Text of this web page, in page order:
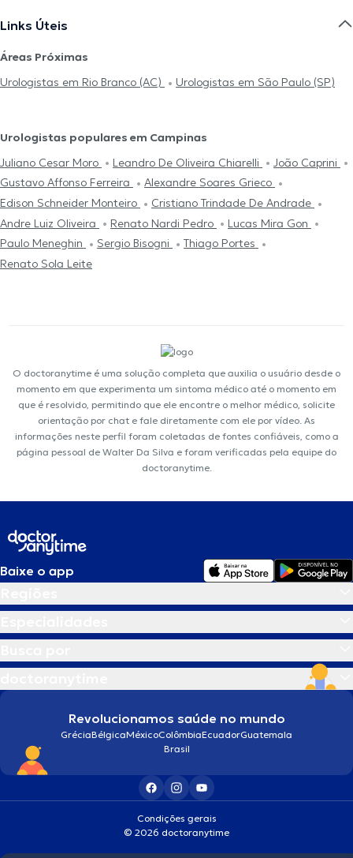
Links Úteis
Áreas Próximas
Urologistas em Rio Branco (AC)
Urologistas em São Paulo (SP)
Urologistas populares em Campinas
Juliano Cesar Moro
Leandro De Oliveira Chiarelli
João Caprini
Gustavo Affonso Ferreira
Alexandre Soares Grieco
Edison Schneider Monteiro
Cristiano Trindade De Andrade
Andre Luiz Oliveira
Renato Nardi Pedro
Lucas Mira Gon
Paulo Meneghin
Sergio Bisogni
Thiago Portes
Renato Sola Leite
O doctoranytime é uma solução completa que auxilia o usuário desde o
momento em que experimenta um sintoma médico até o momento em
que é resolvido, permitindo que ele encontre o melhor médico, solicite
orientação por chat e fale diretamente com ele por vídeo. As
informações neste perfil foram coletadas de fontes confiáveis, como a
página pessoal de Walter Da Silva e foram verificadas pela equipe do
doctoranytime.
Baixe o app
Revolucionamos saúde no mundo
GréciaBélgicaMéxicoColômbiaEcuadorGuatemala
Brasil
Condições gerais
© 2026 doctoranytime